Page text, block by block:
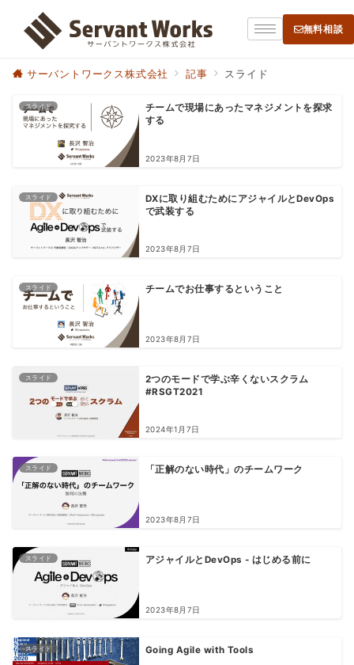
無料相談
サーバントワークス株式会社 記事 スライド
スライド
チームで現場にあったマネジメントを探求
する
2023年8月7日
スライド
DXに取り組むためにアジャイルとDevOps
で武装する
2023年8月7日
スライド チームでお仕事するということ
2023年8月7日
スライド
2つのモードで学ぶ辛くないスクラム
#RSGT2021
2024年1月7日
スライド 「正解のない時代」のチームワーク
2023年8月7日
スライド アジャイルとDevOps - はじめる前に
2023年8月7日
スライド Going Agile with Tools